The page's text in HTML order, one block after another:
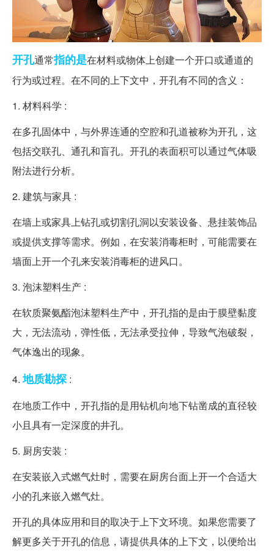
开孔通常指的是在材料或物体上创建一个开口或通道的
行为或过程。在不同的上下文中，开孔有不同的含义：
1. 材料科学 :
在多孔固体中，与外界连通的空腔和孔道被称为开孔，这
包括交联孔、通孔和盲孔。开孔的表面积可以通过气体吸
附法进行分析。
2. 建筑与家具 :
在墙上或家具上钻孔或切割孔洞以安装设备、悬挂装饰品
或提供支撑等需求。例如，在安装消毒柜时，可能需要在
墙面上开一个孔来安装消毒柜的进风口。
3. 泡沫塑料生产 :
在软质聚氨酯泡沫塑料生产中，开孔指的是由于膜壁黏度
大，无法流动，弹性低，无法承受拉伸，导致气泡破裂，
气体逸出的现象。
4.地质勘探 :
在地质工作中，开孔指的是用钻机向地下钻凿成的直径较
小且具有一定深度的井孔。
5. 厨房安装 :
在安装嵌入式燃气灶时，需要在厨房台面上开一个合适大
小的孔来嵌入燃气灶。
开孔的具体应用和目的取决于上下文环境。如果您需要了
解更多关于开孔的信息，请提供具体的上下文，以便给出